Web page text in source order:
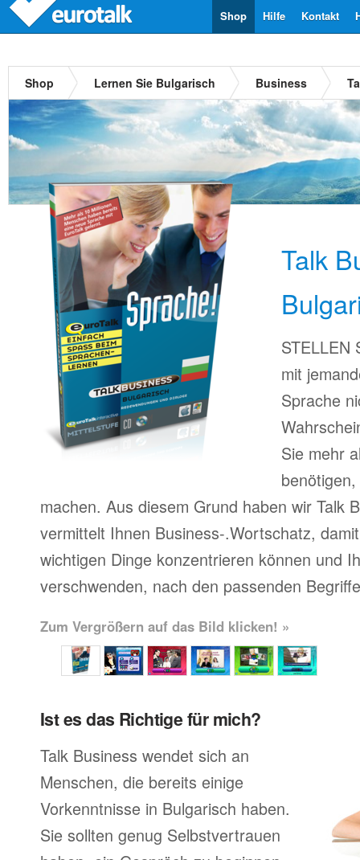
Kontakt
Hilfe
Shop
Shop Lernen Sie Bulgarisch Business
Talk
STELLEN
mit
Sprache
Sie mehr
machen. Aus diesem Grund haben wir Talk
vermittelt Ihnen Business-.Wortschatz,
wichtigen Dinge konzentrieren können und
verschwenden, nach den passenden
Zum Vergrößern auf das Bild klicken! »
Ist es das Richtige für mich?
Talk Business wendet sich an
Menschen, die bereits einige
Vorkenntnisse in Bulgarisch haben.
Sie sollten genug Selbstvertrauen